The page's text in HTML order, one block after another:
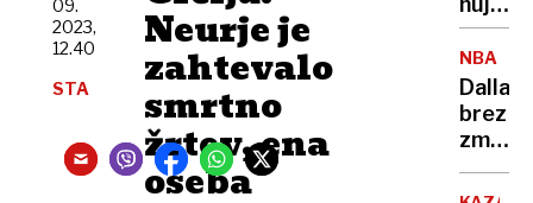
Neurje je
zahtevalo
smrtno
žrtev, ena
oseba
09.
2023,
12.40
STA
od
vseh
med
drugo
NBA
Dallas
brez
zmage
in s